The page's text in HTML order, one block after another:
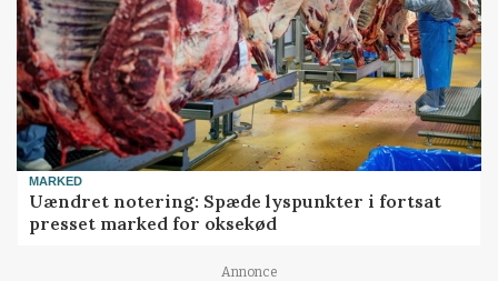
MARKED
Uændret notering: Spæde lyspunkter i fortsat
presset marked for oksekød
Annonce